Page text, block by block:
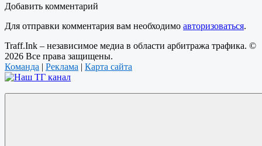
Добавить комментарий
Для отправки комментария вам необходимо авторизоваться.
Traff.Ink – независимое медиа в области арбитража трафика. ©
2026 Все права защищены.
Команда | Реклама | Карта сайта